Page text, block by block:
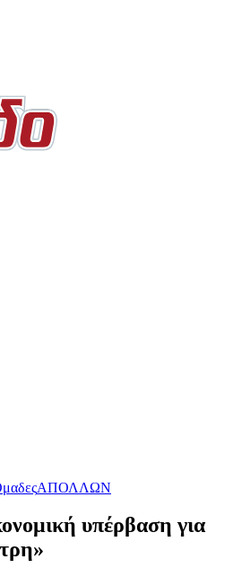
ΑΠΟΛΛΩΝ
υπέρβαση για